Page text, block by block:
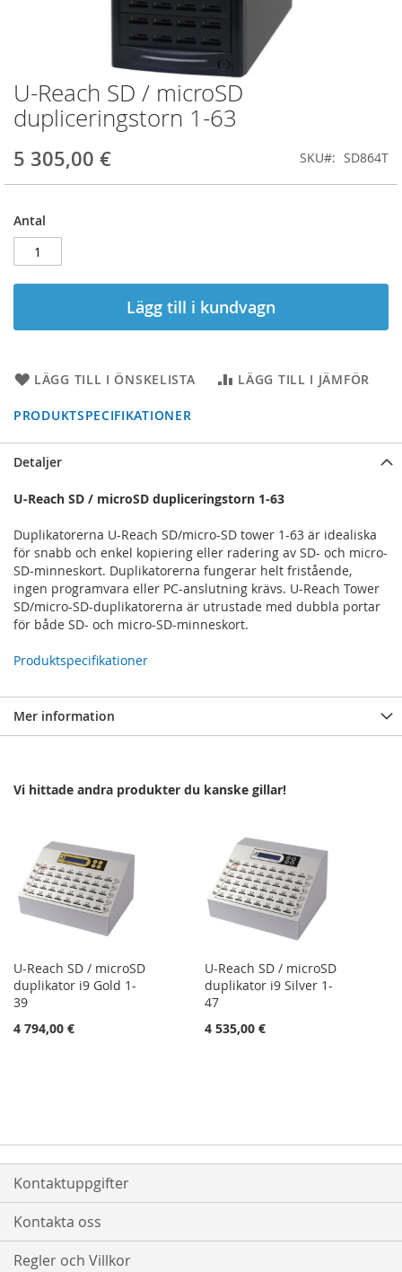
U-Reach SD / microSD
dupliceringstorn 1-63
5 305,00 € SKU SD864T
Antal
Lägg till i kundvagn
LÄGG TILL I ÖNSKELISTA LÄGG TILL I JÄMFÖR
PRODUKTSPECIFIKATIONER
Hoppa
till
början
bildgalleriet
Detaljer
U-Reach SD / microSD dupliceringstorn 1-63
Duplikatorerna U-Reach SD/micro-SD tower 1-63 är idealiska
för snabb och enkel kopiering eller radering av SD- och micro-
SD-minneskort. Duplikatorerna fungerar helt fristående,
ingen programvara eller PC-anslutning krävs. U-Reach Tower
SD/micro-SD-duplikatorerna är utrustade med dubbla portar
för både SD- och micro-SD-minneskort.
Produktspecifikationer
Mer information
Vi hittade andra produkter du kanske gillar!
U-Reach SD / microSD
duplikator i9 Gold 1-
39
4 794,00 €
U-Reach SD / microSD
duplikator i9 Silver 1-
47
4 535,00 €
Kontaktuppgifter
Kontakta oss
Regler och Villkor